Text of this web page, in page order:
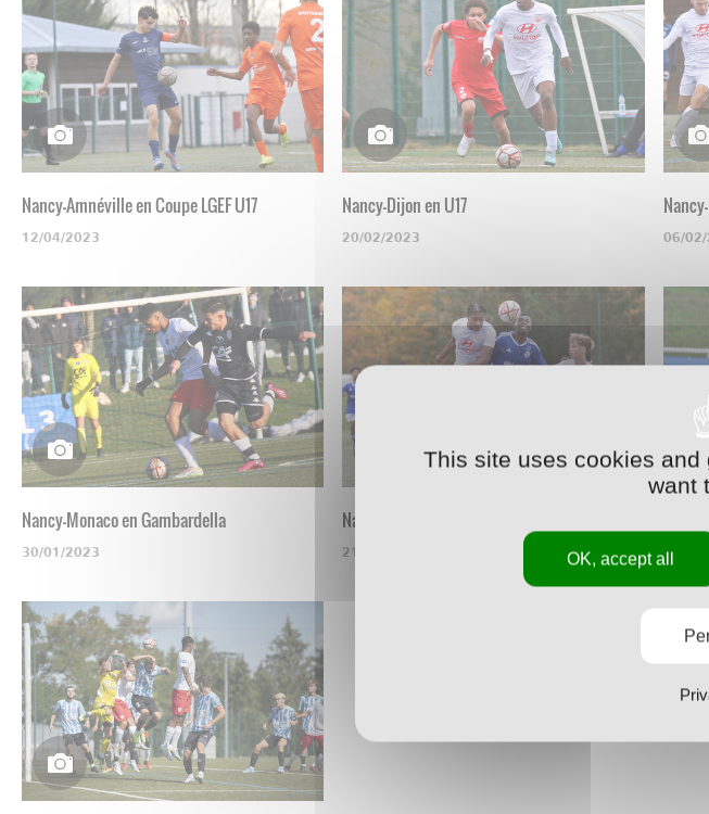
Nancy-Amnéville en Coupe LGEF U17
12/04/2023
Nancy-Dijon en U17
20/02/2023 06/
Nancy-Monaco en Gambardella
30/01/2023
Nancy-Strasbourg en U17
21/11/2022 09/11/
This site uses cookies
want
OK, accept all